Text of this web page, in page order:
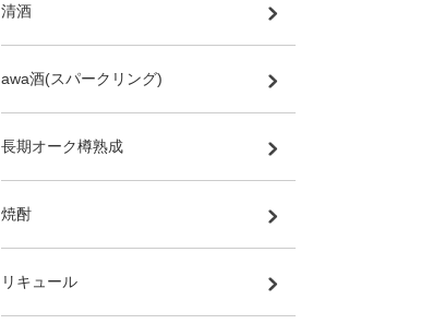
清酒
awa酒(スパークリング)
長期オーク樽熟成
焼酎
リキュール